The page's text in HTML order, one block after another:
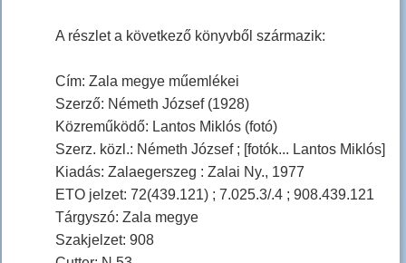
A részlet a következő könyvből származik:
Cím: Zala megye műemlékei
Szerző: Németh József (1928)
Közreműködő: Lantos Miklós (fotó)
Szerz. közl.: Németh József ; [fotók... Lantos Miklós]
Kiadás: Zalaegerszeg : Zalai Ny., 1977
ETO jelzet: 72(439.121) ; 7.025.3/.4 ; 908.439.121
Tárgyszó: Zala megye
Szakjelzet: 908